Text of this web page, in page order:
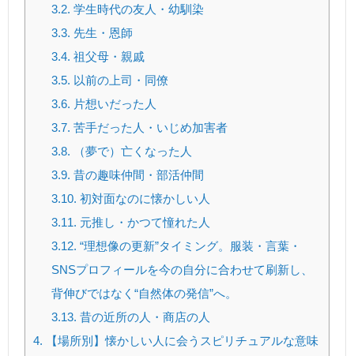
3.2. 学生時代の友人・幼馴染
3.3. 先生・恩師
3.4. 祖父母・親戚
3.5. 以前の上司・同僚
3.6. 片想いだった人
3.7. 苦手だった人・いじめ加害者
3.8. （夢で）亡くなった人
3.9. 昔の趣味仲間・部活仲間
3.10. 初対面なのに懐かしい人
3.11. 元推し・かつて憧れた人
3.12. “理想像の更新”タイミング。服装・言葉・
SNSプロフィールを今の自分に合わせて刷新し、
背伸びではなく“自然体の発信”へ。
3.13. 昔の近所の人・商店の人
4. 【場所別】懐かしい人に会うスピリチュアルな意味